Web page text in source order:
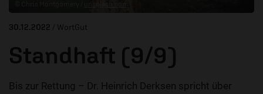
30.12.2022 / WortGut
Standhaft (9/9)
Bis zur Rettung – Dr. Heinrich Derksen spricht über